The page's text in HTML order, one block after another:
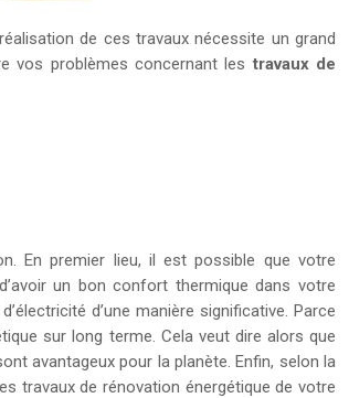
de ces travaux nécessite un grand
vos problèmes concernant les travaux de
En premier lieu, il est possible que votre
un bon confort thermique dans votre
d’une manière significative. Parce
sur long terme. Cela veut dire alors que
avantageux pour la planète. Enfin, selon la
travaux de rénovation énergétique de votre